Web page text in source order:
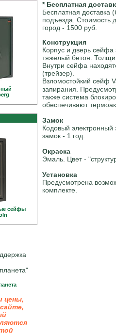
сейфы
цены,
* Бесплатная
Бесплатная доставка
подъезда. Стоимость
город - 1500 руб.
Конструкция
Корпус и дверь сейфа
тяжелый бетон.
Внутри сейфа
(трейзер).
Взломостойкий сейф
запирания.
также система
обеспечивают
Замок
Кодовый
замок - 1 год.
Окраска
Эмаль. Цвет -
Установка
Предусмотрена
комплекте.